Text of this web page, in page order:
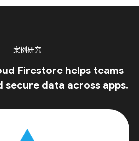
案例研究
Firestore helps teams
secure data across apps.